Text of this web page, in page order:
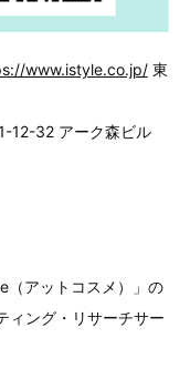
www.istyle.co.jp/東
12-32 アーク森ビル
（アットコスメ）」の
ィング・リサーチサー